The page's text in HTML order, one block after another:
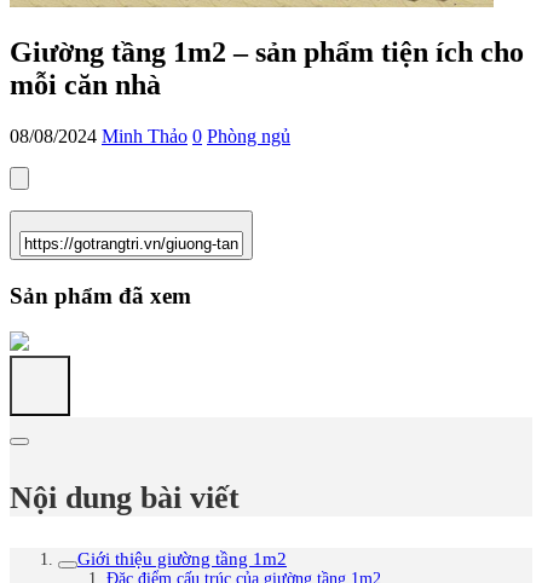
Giường tầng 1m2 – sản phẩm tiện ích cho
mỗi căn nhà
08/08/2024 Minh Thảo 0 Phòng ngủ
Sản phẩm đã xem
Nội dung bài viết
Giới thiệu giường tầng 1m2
Đặc điểm cấu trúc của giường tầng 1m2